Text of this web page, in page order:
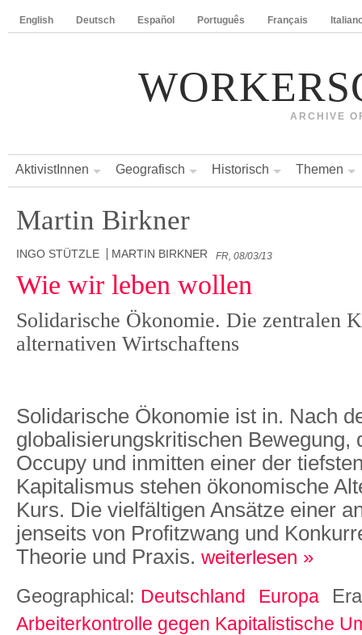
English Deutsch Español Português Français
ARCHIVE
AktivistInnen Geografisch Historisch Themen
Martin Birkner
INGO STÜTZLE MARTIN BIRKNER FR, 08/03/13
Wie wir leben wollen
Solidarische Ökonomie. Die zentralen
alternativen Wirtschaftens
Solidarische Ökonomie ist in. Nach
globalisierungskritischen Bewegung,
Occupy und inmitten einer der
Kapitalismus stehen ökonomische
Kurs. Die vielfältigen Ansätze einer
jenseits von Profitzwang und
Theorie und Praxis. weiterlesen »
Geographical: Deutschland Europa
Arbeiterkontrolle gegen Kapitalistische